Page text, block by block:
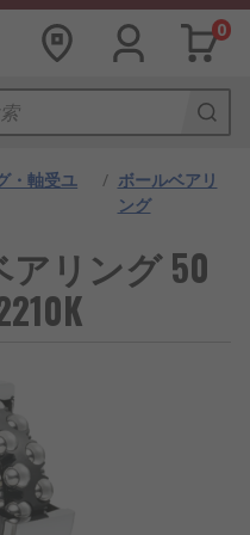
0
・軸受ユ
/ ボールベアリ
ング
アリング 50